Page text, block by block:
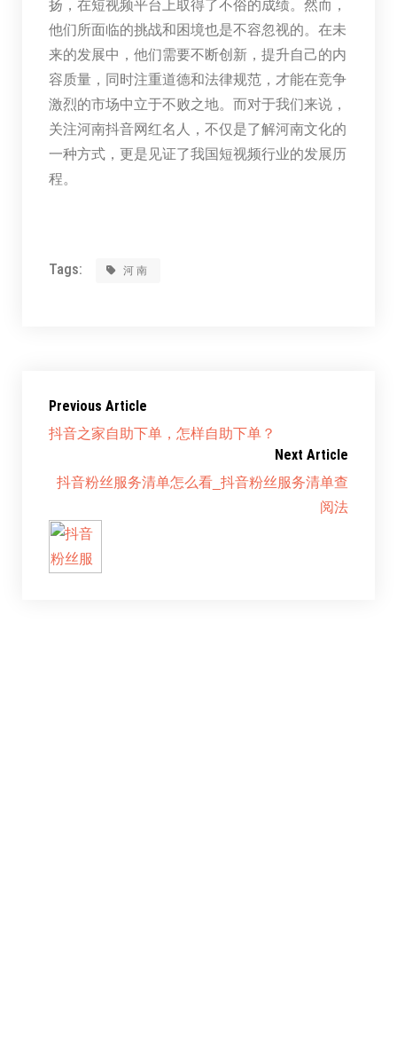
扬，在短视频平台上取得了不俗的成绩。然而，
他们所面临的挑战和困境也是不容忽视的。在未
来的发展中，他们需要不断创新，提升自己的内
容质量，同时注重道德和法律规范，才能在竞争
激烈的市场中立于不败之地。而对于我们来说，
关注河南抖音网红名人，不仅是了解河南文化的
一种方式，更是见证了我国短视频行业的发展历
程。
Tags: 河南
Previous Article
抖音之家自助下单，怎样自助下单？
Next Article
抖音粉丝服务清单怎么看_抖音粉丝服务清单查
阅法